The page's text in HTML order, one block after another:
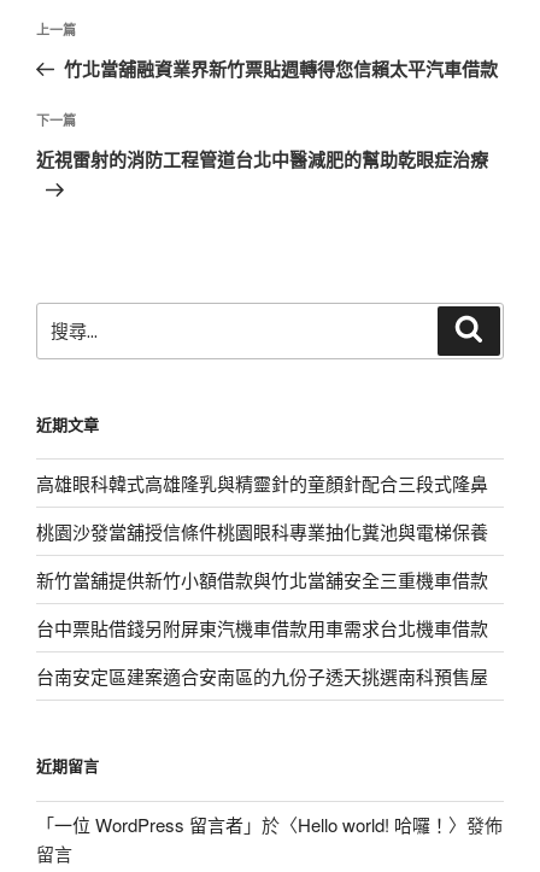
文
導
覽
上
一
文
章
上一篇
竹北當舖融資業界新竹票貼週轉得您信賴太平汽車借款
下
一
下一篇
近視雷射的消防工程管道台北中醫減肥的幫助乾眼症治療
尋
字:
近期文章
高雄眼科韓式高雄隆乳與精靈針的童顏針配合三段式隆鼻
桃園沙發當舖授信條件桃園眼科專業抽化糞池與電梯保養
新竹當舖提供新竹小額借款與竹北當舖安全三重機車借款
台中票貼借錢另附屏東汽機車借款用車需求台北機車借款
台南安定區建案適合安南區的九份子透天挑選南科預售屋
近期留言
「一位 WordPress 留言者」於〈Hello world! 哈囉！ 〉發佈
留言